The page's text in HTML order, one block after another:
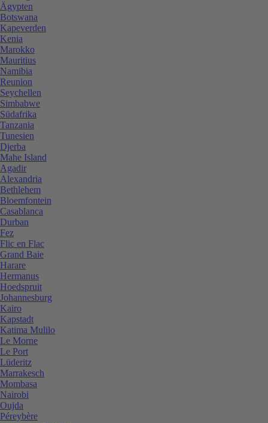
Ägypten
Botswana
Kapeverden
Kenia
Marokko
Mauritius
Namibia
Reunion
Seychellen
Simbabwe
Südafrika
Tanzania
Tunesien
Djerba
Mahe Island
Agadir
Alexandria
Bethlehem
Bloemfontein
Casablanca
Durban
Fez
Flic en Flac
Grand Baie
Harare
Hermanus
Hoedspruit
Johannesburg
Kairo
Kapstadt
Katima Mulilo
Le Morne
Le Port
Lüderitz
Marrakesch
Mombasa
Nairobi
Oujda
Péreybère